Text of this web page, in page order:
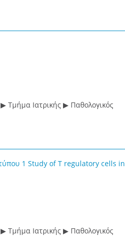
Τμήμα Ιατρικής ▶ Παθολογικός
1 Study of T regulatory cells in
Τμήμα Ιατρικής ▶ Παθολογικός